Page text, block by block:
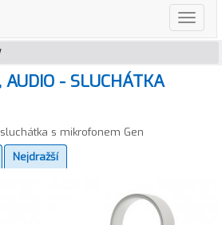
- SLUCHÁTKA
s mikrofonem Gen
Nejdražší